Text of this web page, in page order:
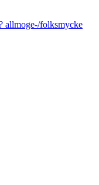
allmoge-/folksmycke